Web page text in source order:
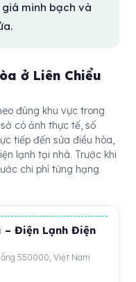
minh bạch và
ở Liên Chiểu
đúng khu vực trong
có ảnh thực tế, số
tiếp đến sửa điều hòa,
lạnh tại nhà. Trước khi
chi phí từng hạng
Điện Lạnh Điện
550000, Việt Nam